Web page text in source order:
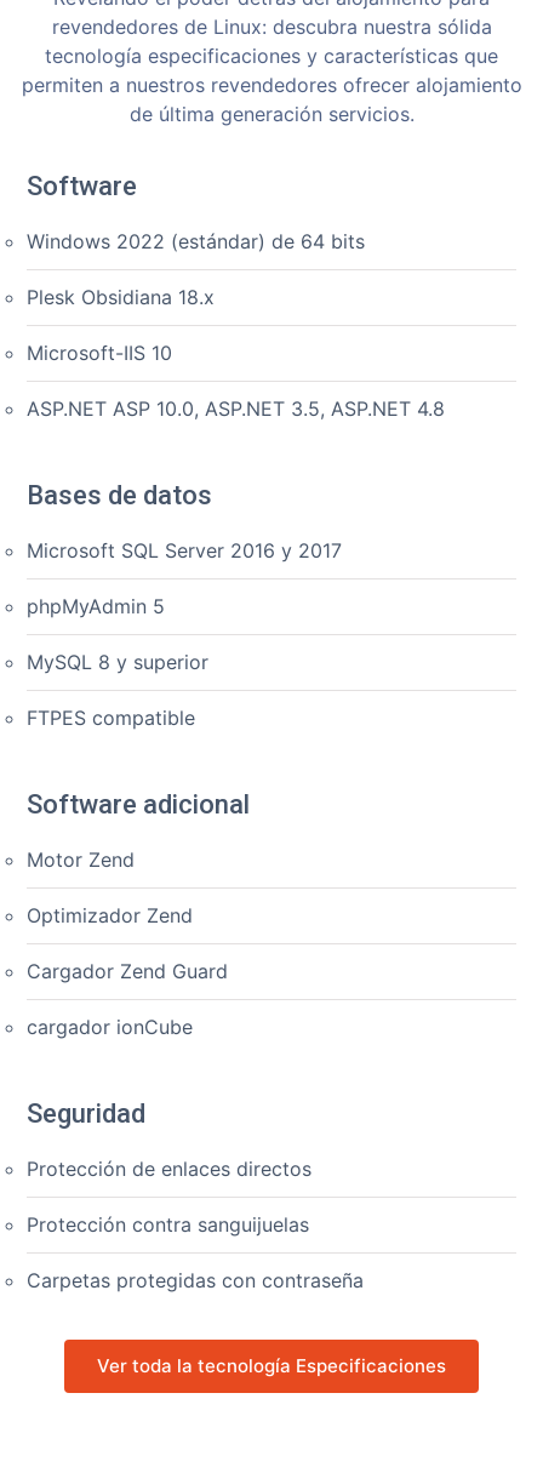
revendedores de Linux: descubra nuestra sólida
tecnología especificaciones y características que
permiten a nuestros revendedores ofrecer alojamiento
de última generación servicios.
Software
Windows 2022 (estándar) de 64 bits
Plesk Obsidiana 18.x
Microsoft-IIS 10
ASP.NET ASP 10.0, ASP.NET 3.5, ASP.NET 4.8
Bases de datos
Microsoft SQL Server 2016 y 2017
phpMyAdmin 5
MySQL 8 y superior
FTPES compatible
Software adicional
Motor Zend
Optimizador Zend
Cargador Zend Guard
cargador ionCube
Seguridad
Protección de enlaces directos
Protección contra sanguijuelas
Carpetas protegidas con contraseña
Ver toda la tecnología Especificaciones